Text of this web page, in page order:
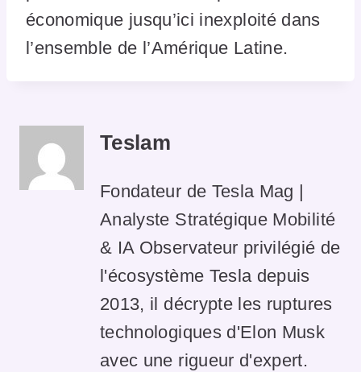
économique jusqu’ici inexploité dans
l’ensemble de l’Amérique Latine.
Teslam
Fondateur de Tesla Mag |
Analyste Stratégique Mobilité
& IA Observateur privilégié de
l'écosystème Tesla depuis
2013, il décrypte les ruptures
technologiques d'Elon Musk
avec une rigueur d'expert.